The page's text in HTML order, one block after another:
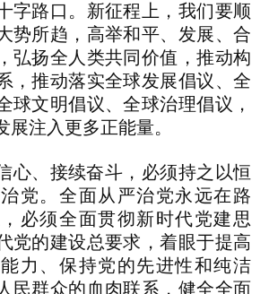
字路口。新征程上，我们要顺
势所趋，高举和平、发展、合
弘扬全人类共同价值，推动构
，推动落实全球发展倡议、全
球文明倡议、全球治理倡议，
展注入更多正能量。
接续奋斗，必须持之以恒
党。全面从严治党永远在路
，必须全面贯彻新时代党建思
党的建设总要求，着眼于提高
力、保持党的先进性和纯洁
民群众的血肉联系，健全全面